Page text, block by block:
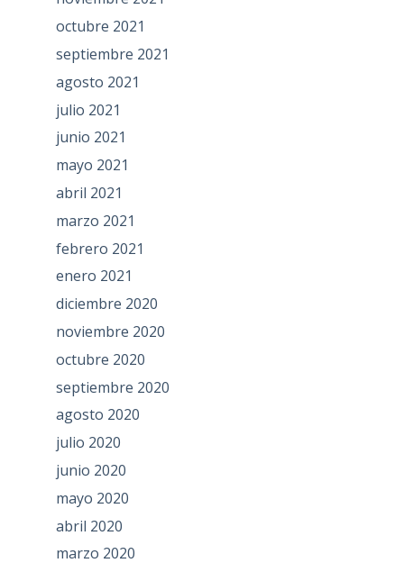
octubre 2021
septiembre 2021
agosto 2021
julio 2021
junio 2021
mayo 2021
abril 2021
marzo 2021
febrero 2021
enero 2021
diciembre 2020
noviembre 2020
octubre 2020
septiembre 2020
agosto 2020
julio 2020
junio 2020
mayo 2020
abril 2020
marzo 2020